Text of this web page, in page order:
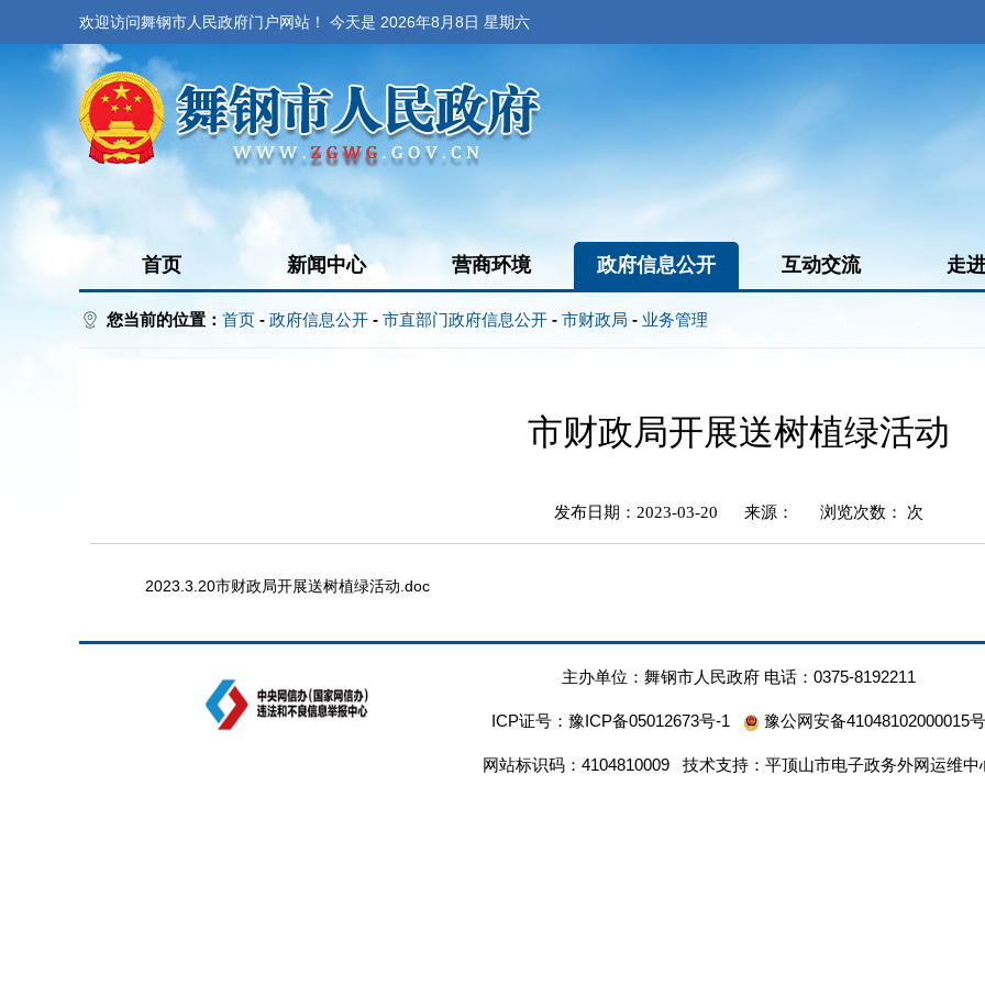
欢迎访问舞钢市人民政府门户网站！ 今天是 2026年8月8日 星期六
首页 新闻中心 营商环境 政府信息公开 互动交流 走
您当前的位置： 首页 - 政府信息公开 - 市直部门政府信息公开 - 市财政局 - 业务管理
市财政局开展送树植绿活动
发布日期：2023-03-20 来源： 浏览次数： 次
2023.3.20市财政局开展送树植绿活动.doc
主办单位：舞钢市人民政府 电话：0375-8192211
ICP证号： 豫ICP备05012673号-1 豫公网安备41048102000015号
网站标识码：4104810009 技术支持：平顶山市电子政务外网运维中